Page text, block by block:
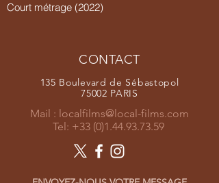
Court métrage (2022)
CONTACT
135 Boulevard de Sébastopol
75002 PARIS
Mail : localfilms@local-films.com
Tel: +33 (0)1.44.93.73.59